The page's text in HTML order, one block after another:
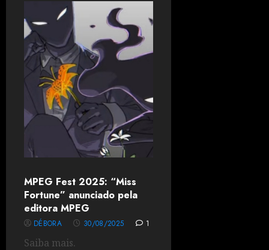
MPEG Fest 2025: “Miss
Fortune” anunciado pela
editora MPEG
DÉBORA 30/08/2025 1
Saiba mais.